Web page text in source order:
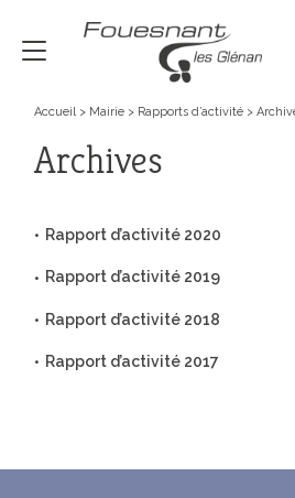
Accueil> Mairie > Rapports d’activité >
Archives
Rapport d’activité 2020
Rapport d’activité 2019
Rapport d’activité 2018
Rapport d’activité 2017